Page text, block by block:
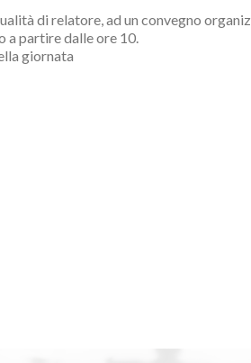
di relatore, ad un convegno
a partire dalle ore 10.
giornata